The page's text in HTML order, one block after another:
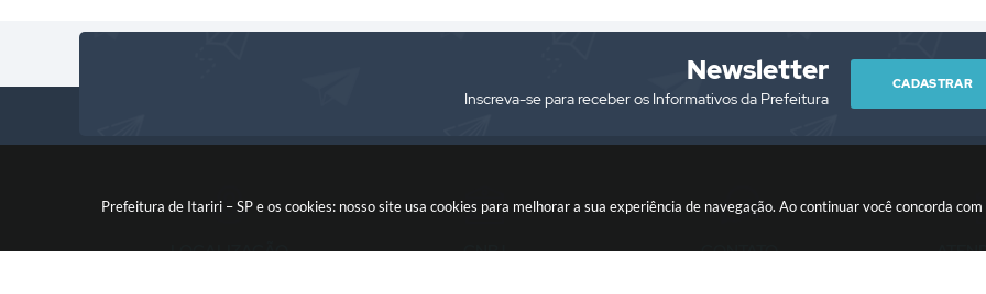
Prefeitura de Itariri – SP e os cookies: nosso site usa cookies para melhorar a sua experiência de navegação. Ao continuar você concorda com
Newsletter
Inscreva-se para receber os Informativos da Prefeitura
CADASTRAR
LOCALIZAÇÃO CNPJ CONTATO